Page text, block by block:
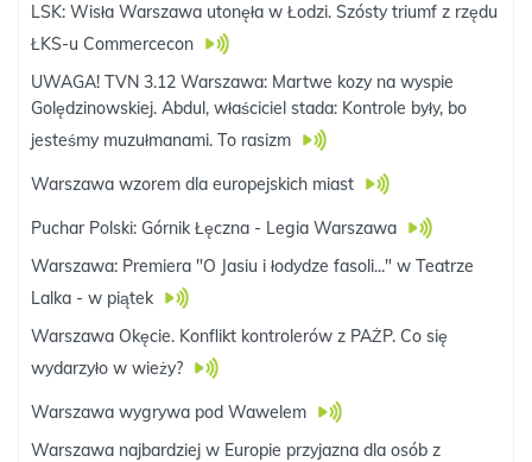
LSK: Wisła Warszawa utonęła w Łodzi. Szósty triumf z rzędu
ŁKS-u Commercecon
UWAGA! TVN 3.12 Warszawa: Martwe kozy na wyspie
Golędzinowskiej. Abdul, właściciel stada: Kontrole były, bo
jesteśmy muzułmanami. To rasizm
Warszawa wzorem dla europejskich miast
Puchar Polski: Górnik Łęczna - Legia Warszawa
Warszawa: Premiera "O Jasiu i łodydze fasoli..." w Teatrze
Lalka - w piątek
Warszawa Okęcie. Konflikt kontrolerów z PAŻP. Co się
wydarzyło w wieży?
Warszawa wygrywa pod Wawelem
Warszawa najbardziej w Europie przyjazna dla osób z